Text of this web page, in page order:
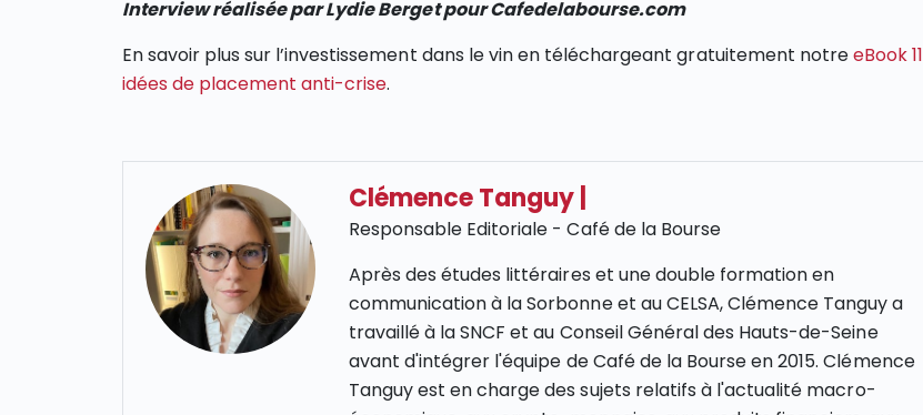
Interview réalisée par Lydie Berget pour Cafedelabourse.com
En savoir plus sur l’investissement dans le vin en téléchargeant gratuitement notreeBook 11
idées de placement anti-crise.
Clémence Tanguy
Responsable Editoriale - Café de la Bourse
Après des études littéraires et une double formation en
communication à la Sorbonne et au CELSA, Clémence Tanguy a
travaillé à la SNCF et au Conseil Général des Hauts-de-Seine
avant d'intégrer l'équipe de Café de la Bourse en 2015. Clémence
Tanguy est en charge des sujets relatifs à l'actualité macro-